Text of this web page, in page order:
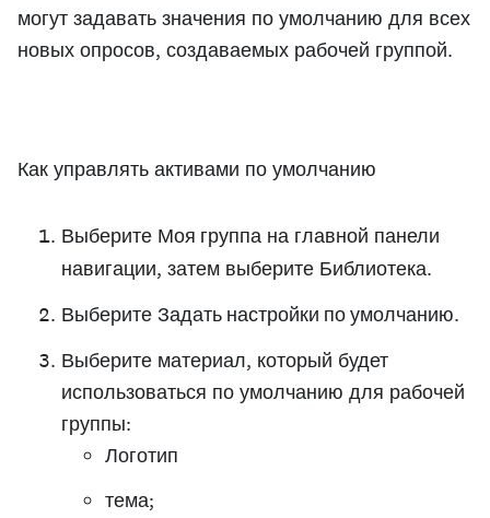
могут задавать значения по умолчанию для всех
новых опросов, создаваемых рабочей группой.
Как управлять активами по умолчанию
Выберите Моя группа на главной панели
навигации, затем выберите Библиотека.
Выберите Задать настройки по умолчанию.
Выберите материал, который будет
использоваться по умолчанию для рабочей
группы:
Логотип
тема;